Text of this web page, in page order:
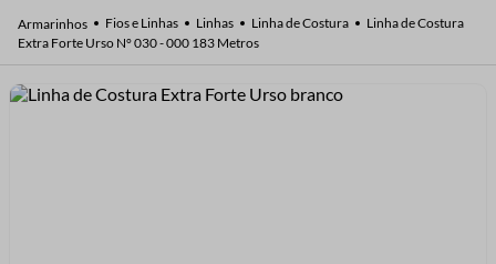
Fios e Linhas Linhas Linha de Costura
Linha de Costura
Extra Forte Urso N° 030 - 000 183 Metros
2º
barbante
3º
botão